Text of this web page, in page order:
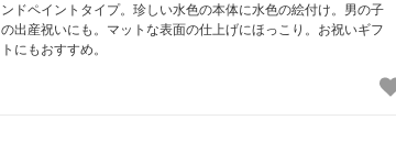
ンドペイントタイプ。珍しい水色の本体に水色の絵付け。男の子
の出産祝いにも。マットな表面の仕上げにほっこり。お祝いギフ
トにもおすすめ。